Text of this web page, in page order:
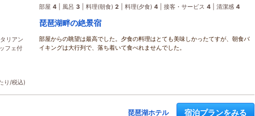
リアン
フェ付
り/税込)
部屋 4 風呂 3 料理(朝食) 2 料理(夕食) 4 接客・サービス 4 清潔感 4
琵琶湖畔の絶景宿
部屋からの眺望は最高でした。夕食の料理はとても美味しかったてすが、朝食バ
イキングは大行列で、落ち着いて食べれませんでした。
琵琶湖ホテル 宿泊プランをみる